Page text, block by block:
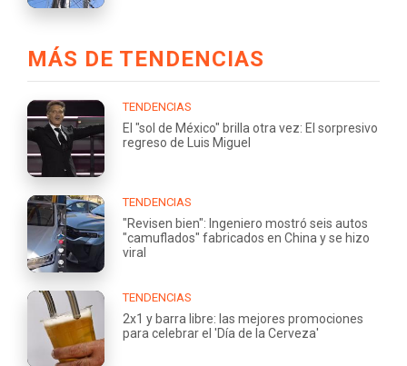
MÁS DE TENDENCIAS
TENDENCIAS
El "sol de México" brilla otra vez: El sorpresivo
regreso de Luis Miguel
TENDENCIAS
"Revisen bien": Ingeniero mostró seis autos
"camuflados" fabricados en China y se hizo
viral
TENDENCIAS
2x1 y barra libre: las mejores promociones
para celebrar el 'Día de la Cerveza'